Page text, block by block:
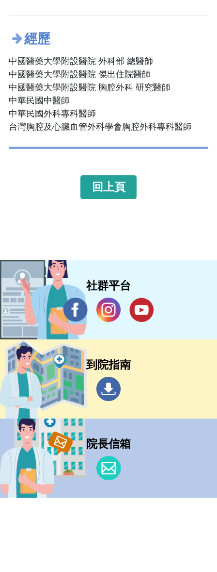
經歷
中國醫藥大學附設醫院 外科部 總醫師
中國醫藥大學附設醫院 傑出住院醫師
中國醫藥大學附設醫院 胸腔外科 研究醫師
中華民國中醫師
中華民國外科專科醫師
台灣胸腔及心臟血管外科學會胸腔外科專科醫師
回上頁
社群平台
到院指南
院長信箱